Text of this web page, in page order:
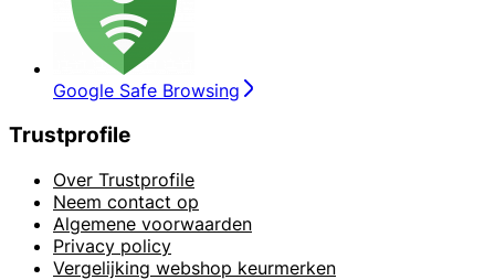
Google Safe Browsing
Trustprofile
Over Trustprofile
Neem contact op
Algemene voorwaarden
Privacy policy
Vergelijking webshop keurmerken